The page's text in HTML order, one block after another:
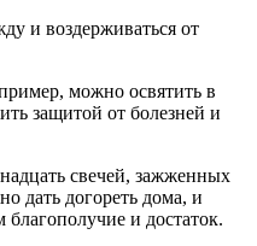
и воздерживаться от
можно освятить в
защитой от болезней и
свечей, зажженных
дать догореть дома, и
благополучие и достаток.